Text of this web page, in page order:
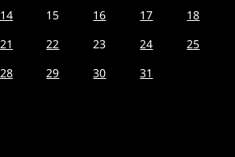
14 15 16 17
18
21 22 23 24
25
28 29 30
31